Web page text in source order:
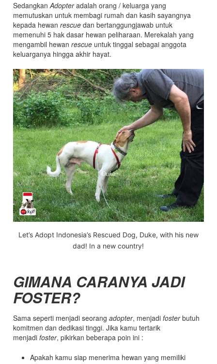
SedangkanAdopteradalah orang / keluarga yang
memutuskan untuk membagi rumah dan kasih sayangnya
kepada hewan rescue dan bertanggungjawab untuk
memenuhi 5 hak dasar hewan peliharaan. Merekalah yang
mengambil hewan rescue untuk tinggal sebagai anggota
keluarganya hingga akhir hayat.
Let’s Adopt Indonesia’s Rescued Dog, Duke, with his new
dad! In a new country!
GIMANA CARANYA JADI
FOSTER?
Sama seperti menjadi seorang adopter, menjadi fosterbutuh
komitmen dan dedikasi tinggi. Jika kamu tertarik
menjadi foster, pikirkan beberapa poin ini :
Apakah kamu siap menerima hewan yang memiliki